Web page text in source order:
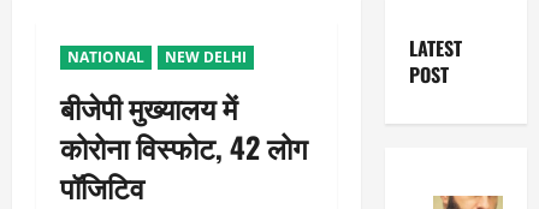
NATIONAL NEW DELHI
बीजेपी मुख्यालय में
कोरोना विस्फोट, 42 लोग
पॉजिटिव
LATEST
POST